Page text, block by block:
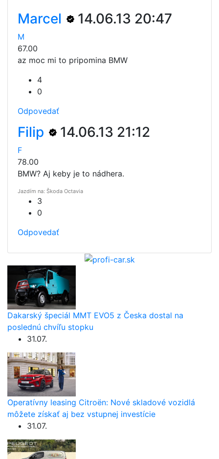
Marcel 14.06.13 20:47
M
67.00
az moc mi to pripomina BMW
4
0
Odpovedať
Filip 14.06.13 21:12
F
78.00
BMW? Aj keby je to nádhera.
Jazdím na: Škoda Octavia
3
0
Odpovedať
Dakarský špeciál MMT EVO5 z Česka dostal na
poslednú chvíľu stopku
31.07.
Operatívny leasing Citroën: Nové skladové vozidlá
môžete získať aj bez vstupnej investície
31.07.